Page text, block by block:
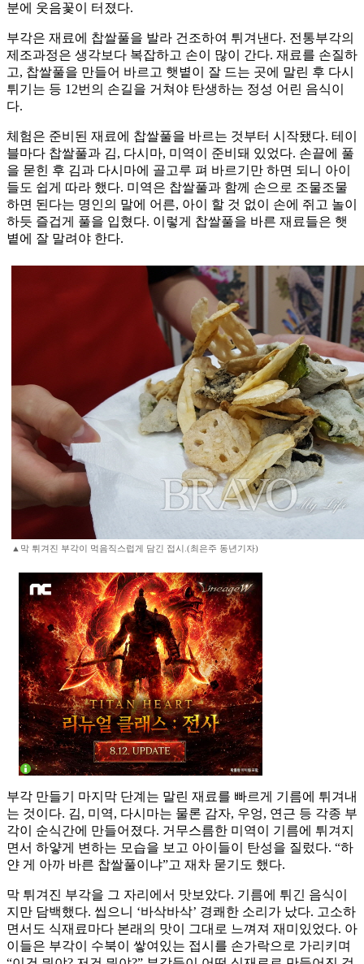
분에 웃음꽃이 터졌다.
부각은 재료에 찹쌀풀을 발라 건조하여 튀겨낸다. 전통부각의
제조과정은 생각보다 복잡하고 손이 많이 간다. 재료를 손질하
고, 찹쌀풀을 만들어 바르고 햇볕이 잘 드는 곳에 말린 후 다시
튀기는 등 12번의 손길을 거쳐야 탄생하는 정성 어린 음식이
다.
체험은 준비된 재료에 찹쌀풀을 바르는 것부터 시작됐다. 테이
블마다 찹쌀풀과 김, 다시마, 미역이 준비돼 있었다. 손끝에 풀
을 묻힌 후 김과 다시마에 골고루 펴 바르기만 하면 되니 아이
들도 쉽게 따라 했다. 미역은 찹쌀풀과 함께 손으로 조물조물
하면 된다는 명인의 말에 어른, 아이 할 것 없이 손에 쥐고 놀이
하듯 즐겁게 풀을 입혔다. 이렇게 찹쌀풀을 바른 재료들은 햇
볕에 잘 말려야 한다.
▲막 튀겨진 부각이 먹음직스럽게 담긴 접시.(최은주 동년기자)
부각 만들기 마지막 단계는 말린 재료를 빠르게 기름에 튀겨내
는 것이다. 김, 미역, 다시마는 물론 감자, 우엉, 연근 등 각종 부
각이 순식간에 만들어졌다. 거무스름한 미역이 기름에 튀겨지
면서 하얗게 변하는 모습을 보고 아이들이 탄성을 질렀다. “하
얀 게 아까 바른 찹쌀풀이냐”고 재차 묻기도 했다.
막 튀겨진 부각을 그 자리에서 맛보았다. 기름에 튀긴 음식이
지만 담백했다. 씹으니 ‘바삭바삭’ 경쾌한 소리가 났다. 고소하
면서도 식재료마다 본래의 맛이 그대로 느껴져 재미있었다. 아
이들은 부각이 수북이 쌓여있는 접시를 손가락으로 가리키며